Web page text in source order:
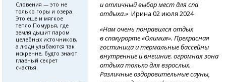
и отличный выбор мест для спа
отдыха.» Ирина 02 июля 2024
«Нам очень понравился отдых
в спакурорте «Олимия». Прекрасная
гостиница и термальные бассейны
внутренние и внешние. огромная зона
отдыха только для взрослых.
Различные оздоровительные сауны,
Словения — это не
только горы и озера.
Это еще и мягкое
тепло Помурья, где
земля дышит паром
целебных источников,
а люди улыбаются так
искренне, будто знают
главный секрет
счастья.